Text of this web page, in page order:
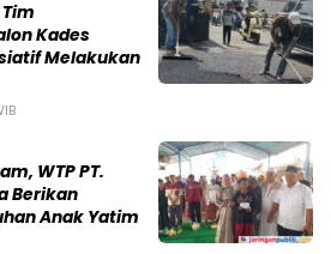
Kades
Melakukan
WTP PT.
Berikan
Anak Yatim